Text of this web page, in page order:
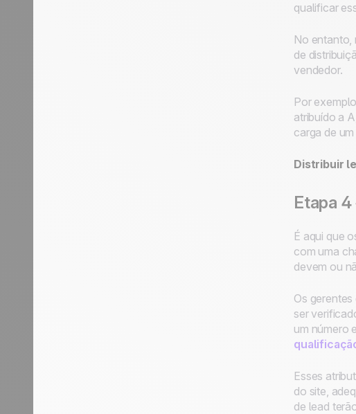
qualificar
No entanto,
de
vendedor.
Por
atribuído a
carga de
Distribuir
Etapa
É aqui que
com uma
devem ou
Os
ser
um número
Esses
do site,
de lead